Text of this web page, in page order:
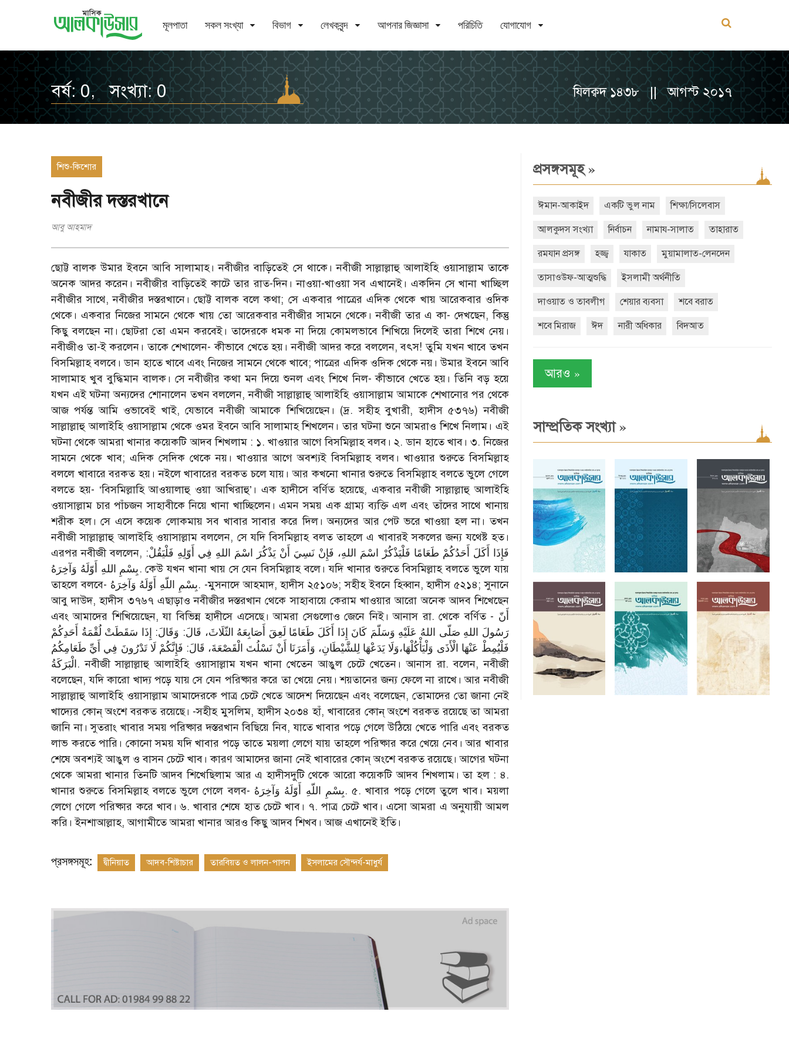
মূলপাতা সকল সংখ্যা বিভাগ লেখকবৃন্দ আপনার জিজ্ঞাসা পরিচিতি যোগাযোগ
বর্ষ: 0, সংখ্যা: 0 যিলক্বদ ১৪৩৮ || আগস্ট ২০১৭
শিশু-কিশোর
নবীজীর দস্তরখানে
আবু আহমাদ
ছোট্ট বালক উমার ইবনে আবি সালামাহ। নবীজীর বাড়িতেই সে থাকে। নবীজী সাল্লাল্লাহু আলাইহি ওয়াসাল্লাম তাকে
অনেক আদর করেন। নবীজীর বাড়িতেই কাটে তার রাত-দিন। নাওয়া-খাওয়া সব এখানেই। একদিন সে খানা খাচ্ছিল
নবীজীর সাথে, নবীজীর দস্তরখানে। ছোট্ট বালক বলে কথা; সে একবার পাত্রের এদিক থেকে খায় আরেকবার ওদিক
থেকে। একবার নিজের সামনে থেকে খায় তো আরেকবার নবীজীর সামনে থেকে। নবীজী তার এ কা- দেখছেন, কিন্তু
কিছু বলছেন না। ছোটরা তো এমন করবেই। তাদেরকে ধমক না দিয়ে কোমলভাবে শিখিয়ে দিলেই তারা শিখে নেয়।
নবীজীও তা-ই করলেন। তাকে শেখালেন- কীভাবে খেতে হয়। নবীজী আদর করে বললেন, বৎস! তুমি যখন খাবে তখন
বিসমিল্লাহ বলবে। ডান হাতে খাবে এবং নিজের সামনে থেকে খাবে; পাত্রের এদিক ওদিক থেকে নয়। উমার ইবনে আবি
সালামাহ খুব বুদ্ধিমান বালক। সে নবীজীর কথা মন দিয়ে শুনল এবং শিখে নিল- কীভাবে খেতে হয়। তিনি বড় হয়ে
যখন এই ঘটনা অন্যদের শোনালেন তখন বললেন, নবীজী সাল্লাল্লাহু আলাইহি ওয়াসাল্লাম আমাকে শেখানোর পর থেকে
আজ পর্যন্ত আমি ওভাবেই খাই, যেভাবে নবীজী আমাকে শিখিয়েছেন। (দ্র. সহীহ বুখারী, হাদীস ৫৩৭৬) নবীজী
সাল্লাল্লাহু আলাইহি ওয়াসাল্লাম থেকে ওমর ইবনে আবি সালামাহ শিখলেন। তার ঘটনা শুনে আমরাও শিখে নিলাম। এই
ঘটনা থেকে আমরা খানার কয়েকটি আদব শিখলাম : ১. খাওয়ার আগে বিসমিল্লাহ বলব। ২. ডান হাতে খাব। ৩. নিজের
সামনে থেকে খাব; এদিক সেদিক থেকে নয়। খাওয়ার আগে অবশ্যই বিসমিল্লাহ বলব। খাওয়ার শুরুতে বিসমিল্লাহ
বললে খাবারে বরকত হয়। নইলে খাবারের বরকত চলে যায়। আর কখনো খানার শুরুতে বিসমিল্লাহ বলতে ভুলে গেলে
বলতে হয়- ‘বিসমিল্লাহি আওয়ালাহু ওয়া আখিরাহু’। এক হাদীসে বর্ণিত হয়েছে, একবার নবীজী সাল্লাল্লাহু আলাইহি
ওয়াসাল্লাম চার পাঁচজন সাহাবীকে নিয়ে খানা খাচ্ছিলেন। এমন সময় এক গ্রাম্য ব্যক্তি এল এবং তাঁদের সাথে খানায়
শরীক হল। সে এসে কয়েক লোকমায় সব খাবার সাবার করে দিল। অন্যদের আর পেট ভরে খাওয়া হল না। তখন
নবীজী সাল্লাল্লাহু আলাইহি ওয়াসাল্লাম বললেন, সে যদি বিসমিল্লাহ বলত তাহলে এ খাবারই সকলের জন্য যথেষ্ট হত।
এরপর নবীজী বললেন, فَإِذَا أَكَلَ أَحَدُكُمْ طَعَامًا فَلْيَذْكُرْ اسْمَ اللهِ، فَإِنْ نَسِيَ أَنْ يَذْكُرَ اسْمَ اللهِ فِي أَوّلِهِ فَلْيَقُلْ:
بِسْمِ اللهِ أَوّلَهُ وَآخِرَهُ. কেউ যখন খানা খায় সে যেন বিসমিল্লাহ বলে। যদি খানার শুরুতে বিসমিল্লাহ বলতে ভুলে যায়
তাহলে বলবে- بِسْمِ اللّهِ أَوّلَهُ وَآخِرَهُ. -মুসনাদে আহমাদ, হাদীস ২৫১০৬; সহীহ ইবনে হিব্বান, হাদীস ৫২১৪; সুনানে
আবু দাউদ, হাদীস ৩৭৬৭ এছাড়াও নবীজীর দস্তরখান থেকে সাহাবায়ে কেরাম খাওয়ার আরো অনেক আদব শিখেছেন
এবং আমাদের শিখিয়েছেন, যা বিভিন্ন হাদীসে এসেছে। আমরা সেগুলোও জেনে নিই। আনাস রা. থেকে বর্ণিত - أَنّ
رَسُولَ اللهِ صَلّى اللهُ عَلَيْهِ وَسَلّمَ كَانَ إِذَا أَكَلَ طَعَامًا لَعِقَ أَصَابِعَهُ الثّلَاثَ، قَالَ: وَقَالَ: إِذَا سَقَطَتْ لُقْمَةُ أَحَدِكُمْ
فَلْيُمِطْ عَنْهَا الْأَذَى وَلْيَأْكُلْهَا،وَلَا يَدَعْهَا لِلشَّيْطَانِ، وَأَمَرَنَا أَنْ نَسْلُتَ الْقَصْعَةَ، قَالَ: فَإِنَّكُمْ لَا تَدْرُونَ فِي أَيِّ طَعَامِكُمُ
الْبَرَكَةُ. নবীজী সাল্লাল্লাহু আলাইহি ওয়াসাল্লাম যখন খানা খেতেন আঙুল চেটে খেতেন। আনাস রা. বলেন, নবীজী
বলেছেন, যদি কারো খাদ্য পড়ে যায় সে যেন পরিষ্কার করে তা খেয়ে নেয়। শয়তানের জন্য ফেলে না রাখে। আর নবীজী
সাল্লাল্লাহু আলাইহি ওয়াসাল্লাম আমাদেরকে পাত্র চেটে খেতে আদেশ দিয়েছেন এবং বলেছেন, তোমাদের তো জানা নেই
খাদ্যের কোন্ অংশে বরকত রয়েছে। -সহীহ মুসলিম, হাদীস ২০৩৪ হাঁ, খাবারের কোন্ অংশে বরকত রয়েছে তা আমরা
জানি না। সুতরাং খাবার সময় পরিষ্কার দস্তরখান বিছিয়ে নিব, যাতে খাবার পড়ে গেলে উঠিয়ে খেতে পারি এবং বরকত
লাভ করতে পারি। কোনো সময় যদি খাবার পড়ে তাতে ময়লা লেগে যায় তাহলে পরিষ্কার করে খেয়ে নেব। আর খাবার
শেষে অবশ্যই আঙুল ও বাসন চেটে খাব। কারণ আমাদের জানা নেই খাবারের কোন্ অংশে বরকত রয়েছে। আগের ঘটনা
থেকে আমরা খানার তিনটি আদব শিখেছিলাম আর এ হাদীসদুটি থেকে আরো কয়েকটি আদব শিখলাম। তা হল : ৪.
খানার শুরুতে বিসমিল্লাহ বলতে ভুলে গেলে বলব- بِسْمِ اللّهِ أَوّلَهُ وَآخِرَهُ. ৫. খাবার পড়ে গেলে তুলে খাব। ময়লা
লেগে গেলে পরিষ্কার করে খাব। ৬. খাবার শেষে হাত চেটে খাব। ৭. পাত্র চেটে খাব। এসো আমরা এ অনুযায়ী আমল
করি। ইনশাআল্লাহ, আগামীতে আমরা খানার আরও কিছু আদব শিখব। আজ এখানেই ইতি।
প্রসঙ্গসমূহ: দ্বীনিয়াত আদব-শিষ্টাচার তারবিয়ত ও লালন-পালন ইসলামের সৌন্দর্য-মাধুর্য
প্রসঙ্গসমূহ»
ঈমান-আকাইদ একটি ভুল নাম শিক্ষা/সিলেবাস
আলকুদস সংখ্যা নির্বাচন নামায-সালাত তাহারাত
রমযান প্রসঙ্গ হজ্জ্ব যাকাত মুয়ামালাত-লেনদেন
তাসাওউফ-আত্মশুদ্ধি ইসলামী অর্থনীতি
দাওয়াত ও তাবলীগ শেয়ার ব্যবসা শবে বরাত
শবে মিরাজ ঈদ নারী অধিকার বিদআত
আরও »
সাম্প্রতিক সংখ্যা»